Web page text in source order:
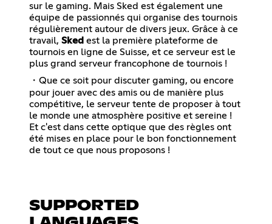
sur le gaming. Mais Sked est également une
équipe de passionnés qui organise des tournois
régulièrement autour de divers jeux. Grâce à ce
travail, Sked est la première plateforme de
tournois en ligne de Suisse, et ce serveur est le
plus grand serveur francophone de tournois !
・Que ce soit pour discuter gaming, ou encore
pour jouer avec des amis ou de manière plus
compétitive, le serveur tente de proposer à tout
le monde une atmosphère positive et sereine !
Et c'est dans cette optique que des règles ont
été mises en place pour le bon fonctionnement
de tout ce que nous proposons !
SUPPORTED